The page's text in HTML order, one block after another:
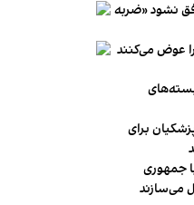
نشود «ضربه
عوض می‌کنند
برای
جمهوری
می‌سازند